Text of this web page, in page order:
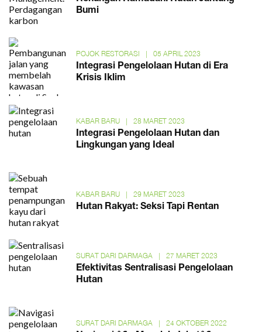
Bumi
POJOK RESTORASI | 05 APRIL 2023
Integrasi Pengelolaan Hutan di Era
Krisis Iklim
KABAR BARU | 28 MARET 2023
Integrasi Pengelolaan Hutan dan
Lingkungan yang Ideal
KABAR BARU | 29 MARET 2023
Hutan Rakyat: Seksi Tapi Rentan
SURAT DARI DARMAGA | 27 MARET 2023
Efektivitas Sentralisasi Pengelolaan
Hutan
SURAT DARI DARMAGA | 24 OKTOBER 2022